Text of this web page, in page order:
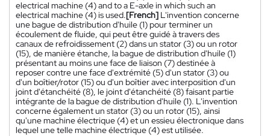
electrical machine (4) and to a E-axle in which such an
electrical machine (4) is used.[French] L'invention concerne
une bague de distribution d'huile (1) pour terminer un
écoulement de fluide, qui peut être guidé à travers des
canaux de refroidissement (2) dans un stator (3) ou un rotor
(15), de manière étanche, la bague de distribution d'huile (1)
présentant au moins une face de liaison (7) destinée à
reposer contre une face d'extrémité (5) d'un stator (3) ou
d'un boîtier/rotor (15) ou d'un boîtier avec interposition d'un
joint d'étanchéité (8), le joint d'étanchéité (8) faisant partie
intégrante de la bague de distribution d'huile (1). L'invention
concerne également un stator (3) ou un rotor (15), ainsi
qu'une machine électrique (4) et un essieu électronique dans
lequel une telle machine électrique (4) est utilisée.